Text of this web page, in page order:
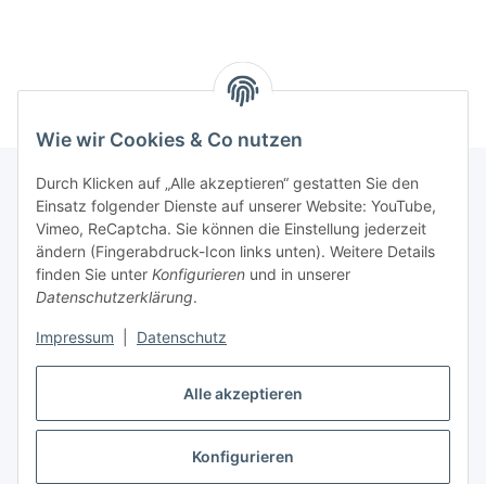
Alle akzeptieren
Konfigurieren
Wie wir Cookies & Co nutzen
Durch Klicken auf „Alle akzeptieren“ gestatten Sie den
Einsatz folgender Dienste auf unserer Website: YouTube,
Vimeo, ReCaptcha. Sie können die Einstellung jederzeit
ändern (Fingerabdruck-Icon links unten). Weitere Details
finden Sie unter Konfigurieren und in unserer
Datenschutzerklärung.
Impressum Datenschutz
Informationen
Gesetzliche Informationen